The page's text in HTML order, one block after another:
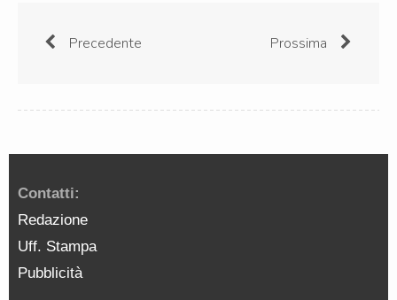
Precedente Prossima
Contatti:
Redazione
Uff. Stampa
Pubblicità